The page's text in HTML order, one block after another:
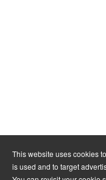
This website uses cookies
is used and to target